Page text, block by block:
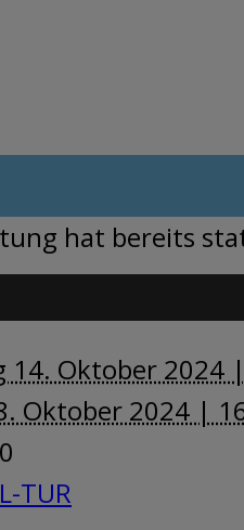
hat bereits
14. Oktober 2024
Oktober 2024 |
TUR